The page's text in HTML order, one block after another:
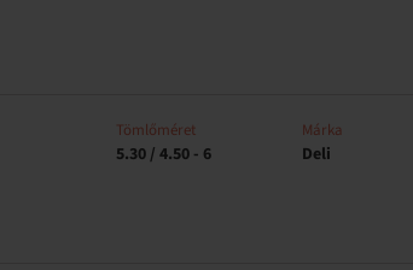
Tömlőméret
5.30 / 4.50 - 6
Márka
Deli